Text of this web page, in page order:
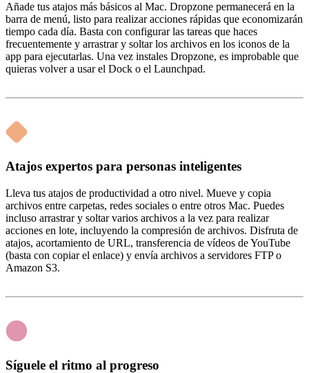
Añade tus atajos más básicos al Mac. Dropzone permanecerá en la
barra de menú, listo para realizar acciones rápidas que economizarán
tiempo cada día. Basta con configurar las tareas que haces
frecuentemente y arrastrar y soltar los archivos en los iconos de la
app para ejecutarlas. Una vez instales Dropzone, es improbable que
quieras volver a usar el Dock o el Launchpad.
Atajos expertos para personas inteligentes
Lleva tus atajos de productividad a otro nivel. Mueve y copia
archivos entre carpetas, redes sociales o entre otros Mac. Puedes
incluso arrastrar y soltar varios archivos a la vez para realizar
acciones en lote, incluyendo la compresión de archivos. Disfruta de
atajos, acortamiento de URL, transferencia de vídeos de YouTube
(basta con copiar el enlace) y envía archivos a servidores FTP o
Amazon S3.
Síguele el ritmo al progreso